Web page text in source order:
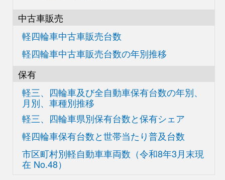
中古車販売
軽四輪車中古車販売台数
軽四輪車中古車販売台数の年別推移
保有
軽三、四輪車及び全自動車保有台数の年別、
月別、車種別推移
軽三、四輪車県別保有台数と保有シェア
軽四輪車保有台数と世帯当たり普及台数
市区町村別軽自動車車両数 （令和8年3月末現
在 No.48）